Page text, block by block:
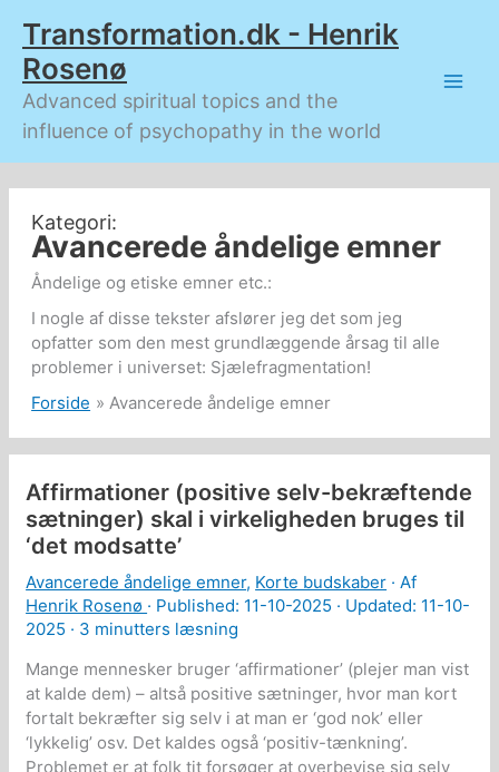
indholdet
Transformation.dk - Henrik
Rosenø
Advanced spiritual topics and the
influence of psychopathy in the world
Avancerede åndelige emner
Åndelige og etiske emner etc.:
I nogle af disse tekster afslører jeg det som jeg
opfatter som den mest grundlæggende årsag til alle
problemer i universet: Sjælefragmentation!
Forside
Avancerede åndelige emner
Affirmationer (positive selv-bekræftende
sætninger) skal i virkeligheden bruges til
‘det modsatte’
Avancerede åndelige emner, Korte budskaber · Af
Henrik Rosenø · Published: 11-10-2025 · Updated: 11-10-
2025 · 3 minutters læsning
Mange mennesker bruger ‘affirmationer’ (plejer man vist
at kalde dem) – altså positive sætninger, hvor man kort
fortalt bekræfter sig selv i at man er ‘god nok’ eller
‘lykkelig’ osv. Det kaldes også ‘positiv-tænkning’.
Problemet er at folk tit forsøger at overbevise sig selv